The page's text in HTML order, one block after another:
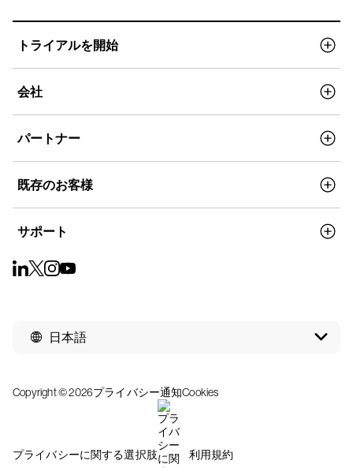
トライアルを開始
会社
パートナー
既存のお客様
サポート
日本語
Copyright © 2026プライバシー通知Cookies
プライバシーに関する選択肢 利用規約